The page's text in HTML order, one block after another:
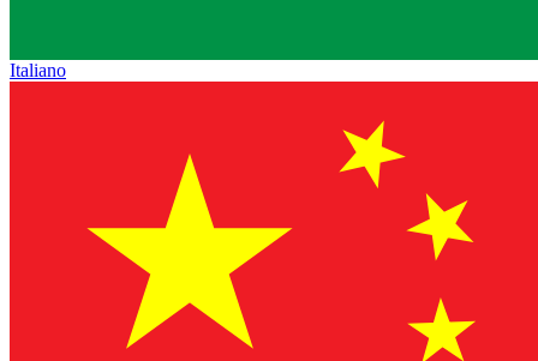
Italiano